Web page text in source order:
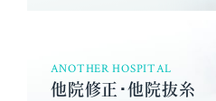
ANOTHER HOSPITAL
他院修正･他院抜糸